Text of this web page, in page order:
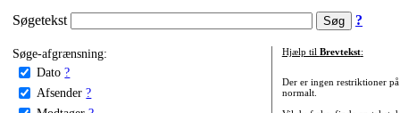
Søgetekst ?
Søge-afgrænsning:
Dato ?
Afsender ?
Hjælp til Brevtekst:
Der er ingen restriktioner
normalt.